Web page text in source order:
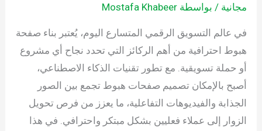
مجانية / بواسطة Mostafa Khabeer
في عالم التسويق الرقمي المتسارع اليوم، يُعتبر بناء صفحة
هبوط احترافية من أهم الركائز التي تحدد نجاح أي مشروع
أو حملة تسويقية. مع تطور تقنيات الذكاء الاصطناعي،
أصبح بالإمكان تصميم صفحات هبوط تجمع بين الصور
الجذابة والفيديوهات التفاعلية، ما يعزز من فرص تحويل
الزوار إلى عملاء فعليين بشكل مبتكر واحترافي. في هذا